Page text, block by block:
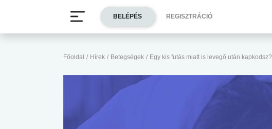
Főoldal / Hírek / Betegségek / Egy kis futás miatt is levegő után kapkodsz?
BELÉPÉS REGISZTRÁCIÓ